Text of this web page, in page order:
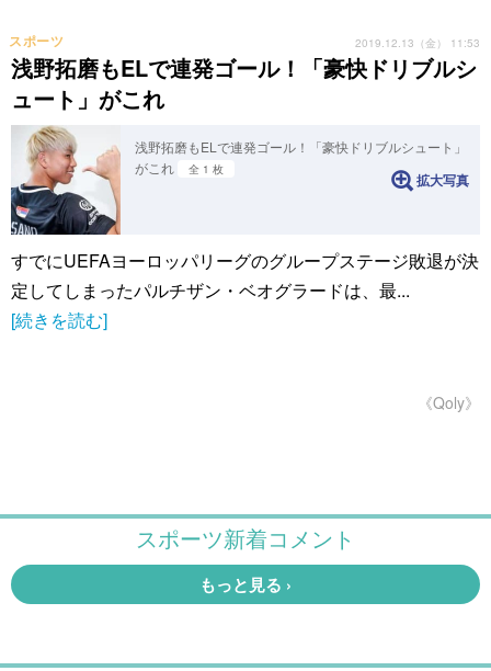
浅野拓磨もELで連発ゴール！「豪快ドリブルシ
ュート」がこれ
スポーツ 2019.12.13（金） 11:53
浅野拓磨もELで連発ゴール！「豪快ドリブルシュート」
がこれ
全 1 枚
拡大写真
すでにUEFAヨーロッパリーグのグループステージ敗退が決
定してしまったパルチザン・ベオグラードは、最...
[続きを読む]
《Qoly》